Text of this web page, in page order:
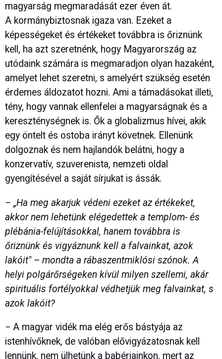
magyarság megmaradását ezer éven át.
A kormánybiztosnak igaza van. Ezeket a
képességeket és értékeket továbbra is őriznünk
kell, ha azt szeretnénk, hogy Magyarország az
utódaink számára is megmaradjon olyan hazaként,
amelyet lehet szeretni, s amelyért szükség esetén
érdemes áldozatot hozni. Ami a támadásokat illeti,
tény, hogy vannak ellenfelei a magyarságnak és a
kereszténységnek is. Ők a globalizmus hívei, akik
egy öntelt és ostoba irányt követnek. Ellenünk
dolgoznak és nem hajlandók belátni, hogy a
konzervatív, szuverenista, nemzeti oldal
gyengítésével a saját sírjukat is ássák.
– „Ha meg akarjuk védeni ezeket az értékeket,
akkor nem lehetünk elégedettek a templom- és
plébánia-felújításokkal, hanem továbbra is
őriznünk és vigyáznunk kell a falvainkat, azok
lakóit" – mondta a rábaszentmiklósi szónok. A
helyi polgárőrségeken kívül milyen szellemi, akár
spirituális fortélyokkal védhetjük meg falvainkat, s
azok lakóit?
− A magyar vidék ma elég erős bástyája az
istenhívőknek, de valóban elővigyázatosnak kell
lennünk, nem ülhetünk a babérjainkon, mert az